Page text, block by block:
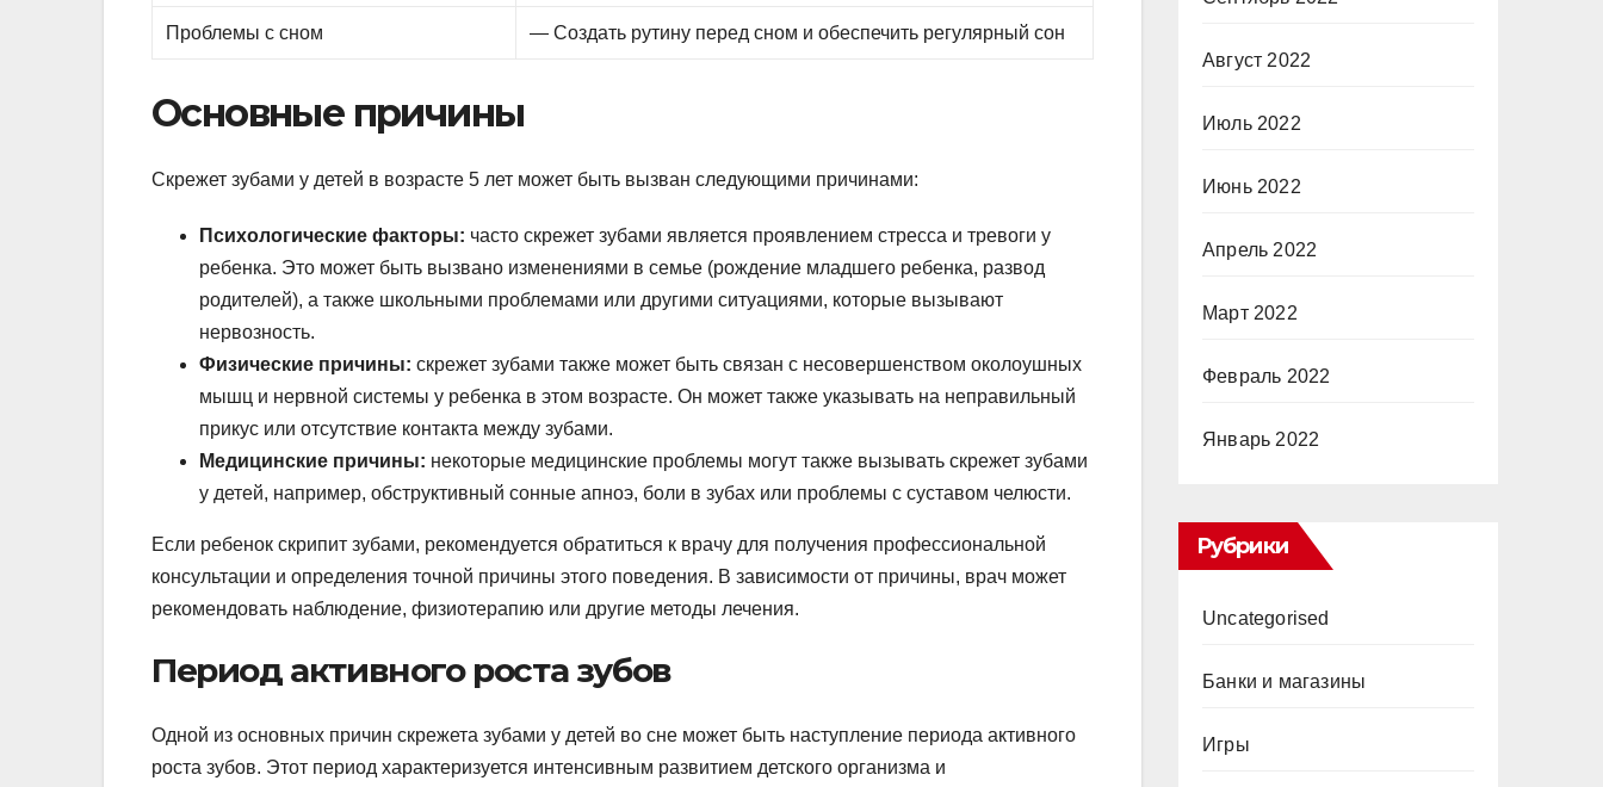
Проблемы с сном — Создать рутину перед сном и обеспечить регулярный сон
Основные причины
Скрежет зубами у детей в возрасте 5 лет может быть вызван следующими причинами:
Психологические факторы: часто скрежет зубами является проявлением стресса и тревоги у
ребенка. Это может быть вызвано изменениями в семье (рождение младшего ребенка, развод
родителей), а также школьными проблемами или другими ситуациями, которые вызывают
нервозность.
Физические причины: скрежет зубами также может быть связан с несовершенством околоушных
мышц и нервной системы у ребенка в этом возрасте. Он может также указывать на неправильный
прикус или отсутствие контакта между зубами.
Медицинские причины: некоторые медицинские проблемы могут также вызывать скрежет зубами
у детей, например, обструктивный сонные апноэ, боли в зубах или проблемы с суставом челюсти.
Если ребенок скрипит зубами, рекомендуется обратиться к врачу для получения профессиональной
консультации и определения точной причины этого поведения. В зависимости от причины, врач может
рекомендовать наблюдение, физиотерапию или другие методы лечения.
Период активного роста зубов
Одной из основных причин скрежета зубами у детей во сне может быть наступление периода активного
роста зубов. Этот период характеризуется интенсивным развитием детского организма и
Август 2022
Июль 2022
Июнь 2022
Апрель 2022
Март 2022
Февраль 2022
Январь 2022
Рубрики
Uncategorised
Банки и магазины
Игры